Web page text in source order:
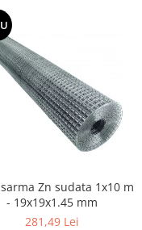
Zn sudata 1x10 m
- 19x19x1.45 mm
281,49 Lei